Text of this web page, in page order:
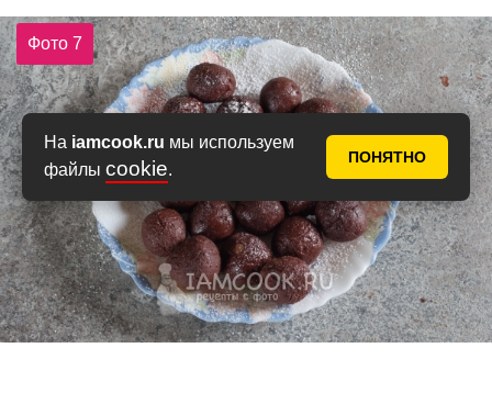
На iamcook.ru мы используем
файлы cookie.
ПОНЯТНО
Фото 7